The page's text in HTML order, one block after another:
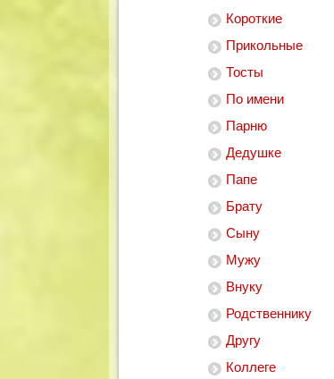
Короткие
Прикольные
Тосты
По имени
Парню
Дедушке
Папе
Брату
Сыну
Мужу
Внуку
Родственнику
Другу
Коллеге